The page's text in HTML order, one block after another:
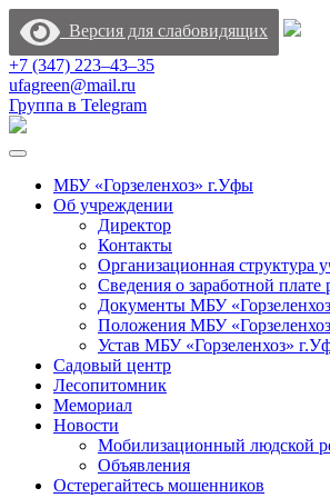
Версия для слабовидящих
+7 (347) 223‒43‒35
ufagreen@mail.ru
Группа в Telegram
МБУ «Горзеленхоз» г.Уфы
Об учреждении
Директор
Контакты
Организационная структура
Сведения о заработной
Документы МБУ
Положения МБУ
Устав МБУ «Горзеленхоз»
Садовый центр
Лесопитомник
Мемориал
Новости
Мобилизационный людской
Объявления
Остерегайтесь мошенников